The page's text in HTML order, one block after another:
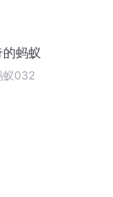
蚂蚁
蚁032